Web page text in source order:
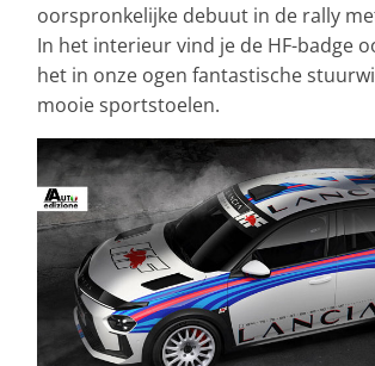
oorspronkelijke debuut in de rally
In het interieur vind je de HF-badge
het in onze ogen fantastische
mooie sportstoelen.